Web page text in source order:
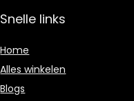
Snelle links
Home
Alles winkelen
Blogs